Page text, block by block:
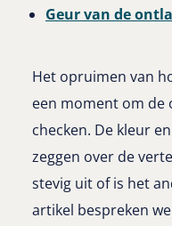
Geur van de
Het opruimen van
een moment om de
checken. De kleur
zeggen over de
stevig uit of is het
artikel bespreken